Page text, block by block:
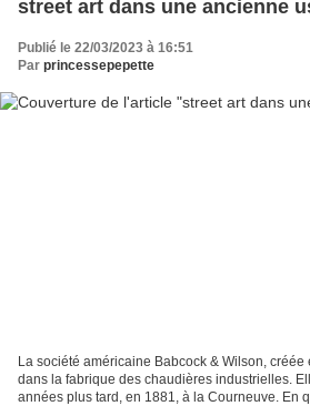
street art dans une ancienne
Publié le 22/03/2023 à 16:51
Par princessepepette
La société américaine Babcock & Wilson,
dans la fabrique des chaudières industrielles.
années plus tard, en 1881, à la Courneuve. En